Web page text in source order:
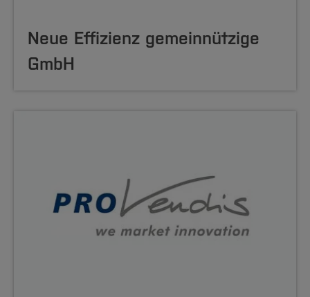
Neue Effizienz gemeinnützige
GmbH